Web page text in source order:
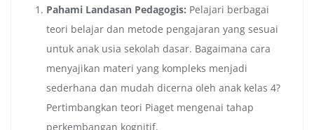
Pahami Landasan Pedagogis: Pelajari berbagai
teori belajar dan metode pengajaran yang sesuai
untuk anak usia sekolah dasar. Bagaimana cara
menyajikan materi yang kompleks menjadi
sederhana dan mudah dicerna oleh anak kelas 4?
Pertimbangkan teori Piaget mengenai tahap
perkembangan kognitif.